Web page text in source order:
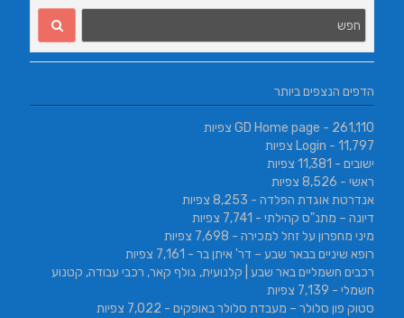
הדפים הנצפים ביותר
GD Home page - 261,110 צפיות
Login - 11,797 צפיות
ישובים - 11,381 צפיות
ראשי - 8,526 צפיות
אנדרטת אוגדת הפלדה - 8,253 צפיות
דיונה – מתנ"ס קהילתי - 7,741 צפיות
מיני מחפרון על זחל למכירה - 7,698 צפיות
רופא שיניים בבאר שבע – דר' איתן בר - 7,161 צפיות
רכבים חשמליים באר שבע | קלנועית, גולף קאר, רכבי עבודה, קטנוע
חשמלי - 7,139 צפיות
סטוק פון סלולר – מעבדת סלולר באופקים - 7,022 צפיות